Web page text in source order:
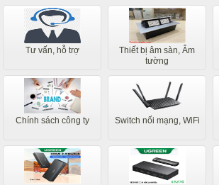
Tư vấn, hỗ trợ
Thiết bị âm sàn, Âm
tường
Chính sách công ty Switch nối mạng, WiFi